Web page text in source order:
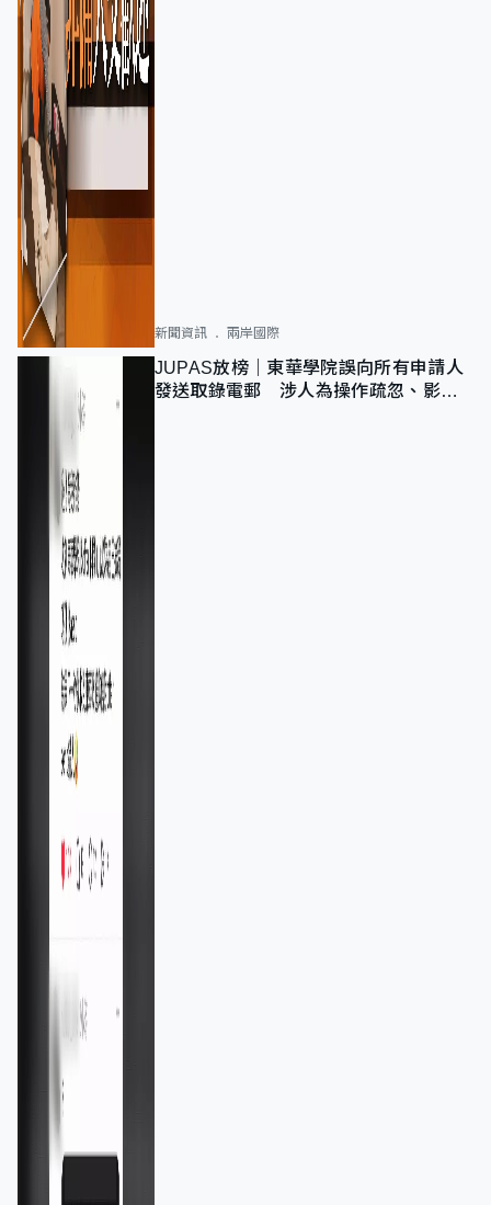
新聞資訊 兩岸國際
JUPAS放榜｜東華學院誤向所有申請人
發送取錄電郵 涉人為操作疏忽、影響